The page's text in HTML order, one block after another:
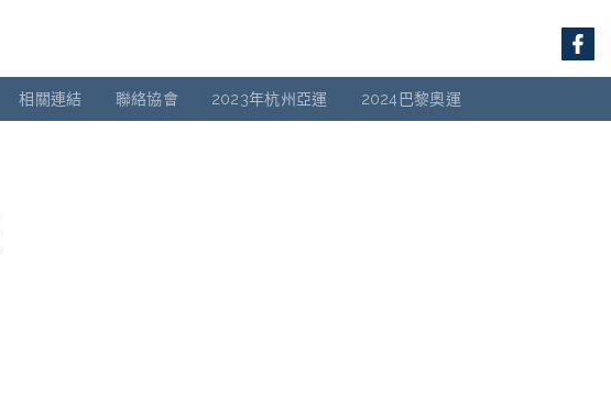
相關連結 聯絡協會 2023年杭州亞運 2024巴黎奧運